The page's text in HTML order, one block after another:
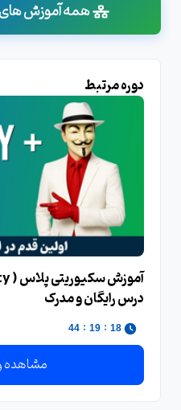
همه آموزش
دوره مرتبط
درس رایگان و مدرک
18
:
19
:
44
مشاهده